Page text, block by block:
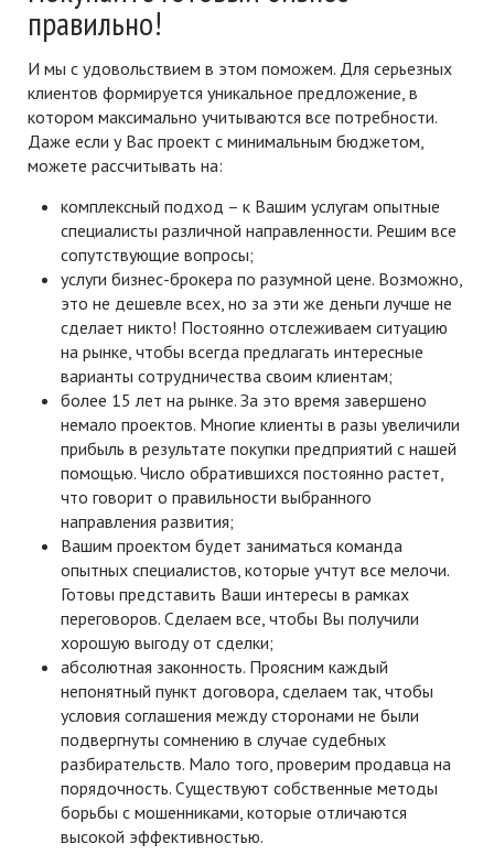
правильно!
И мы с удовольствием в этом поможем. Для серьезных
клиентов формируется уникальное предложение, в
котором максимально учитываются все потребности.
Даже если у Вас проект с минимальным бюджетом,
можете рассчитывать на:
комплексный подход – к Вашим услугам опытные
специалисты различной направленности. Решим все
сопутствующие вопросы;
услуги бизнес-брокера по разумной цене. Возможно,
это не дешевле всех, но за эти же деньги лучше не
сделает никто! Постоянно отслеживаем ситуацию
на рынке, чтобы всегда предлагать интересные
варианты сотрудничества своим клиентам;
более 15 лет на рынке. За это время завершено
немало проектов. Многие клиенты в разы увеличили
прибыль в результате покупки предприятий с нашей
помощью. Число обратившихся постоянно растет,
что говорит о правильности выбранного
направления развития;
Вашим проектом будет заниматься команда
опытных специалистов, которые учтут все мелочи.
Готовы представить Ваши интересы в рамках
переговоров. Сделаем все, чтобы Вы получили
хорошую выгоду от сделки;
абсолютная законность. Проясним каждый
непонятный пункт договора, сделаем так, чтобы
условия соглашения между сторонами не были
подвергнуты сомнению в случае судебных
разбирательств. Мало того, проверим продавца на
порядочность. Существуют собственные методы
борьбы с мошенниками, которые отличаются
высокой эффективностью.